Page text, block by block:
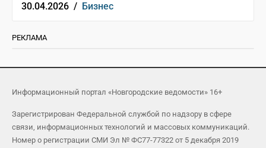
30.04.2026 / Бизнес
РЕКЛАМА
Информационный портал «Новгородские ведомости» 16+
Зарегистрирован Федеральной службой по надзору в сфере
связи, информационных технологий и массовых коммуникаций.
Номер о регистрации СМИ Эл № ФС77-77322 от 5 декабря 2019